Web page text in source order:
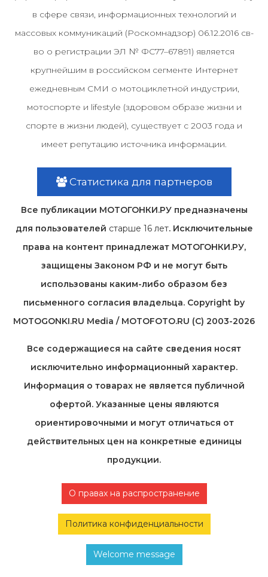
в сфере связи, информационных технологий и
массовых коммуникаций (Роскомнадзор) 06.12.2016 св-
во о регистрации ЭЛ № ФС77–67891) является
крупнейшим в российском сегменте Интернет
ежедневным СМИ о мотоциклетной индустрии,
мотоспорте и lifestyle (здоровом образе жизни и
спорте в жизни людей), существует с 2003 года и
имеет репутацию источника информации.
Статистика для партнеров
Все публикации МОТОГОНКИ.РУ предназначены
для пользователей старше 16 лет. Исключительные
права на контент принадлежат МОТОГОНКИ.РУ,
защищены Законом РФ и не могут быть
использованы каким-либо образом без
письменного согласия владельца. Copyright by
MOTOGONKI.RU Media / MOTOFOTO.RU (C) 2003-2026
Все содержащиеся на cайте сведения носят
исключительно информационный характер.
Информация о товарах не является публичной
офертой. Указанные цены являются
ориентировочными и могут отличаться от
действительных цен на конкретные единицы
продукции.
О правах на распространение
Политика конфиденциальности
Welcome message